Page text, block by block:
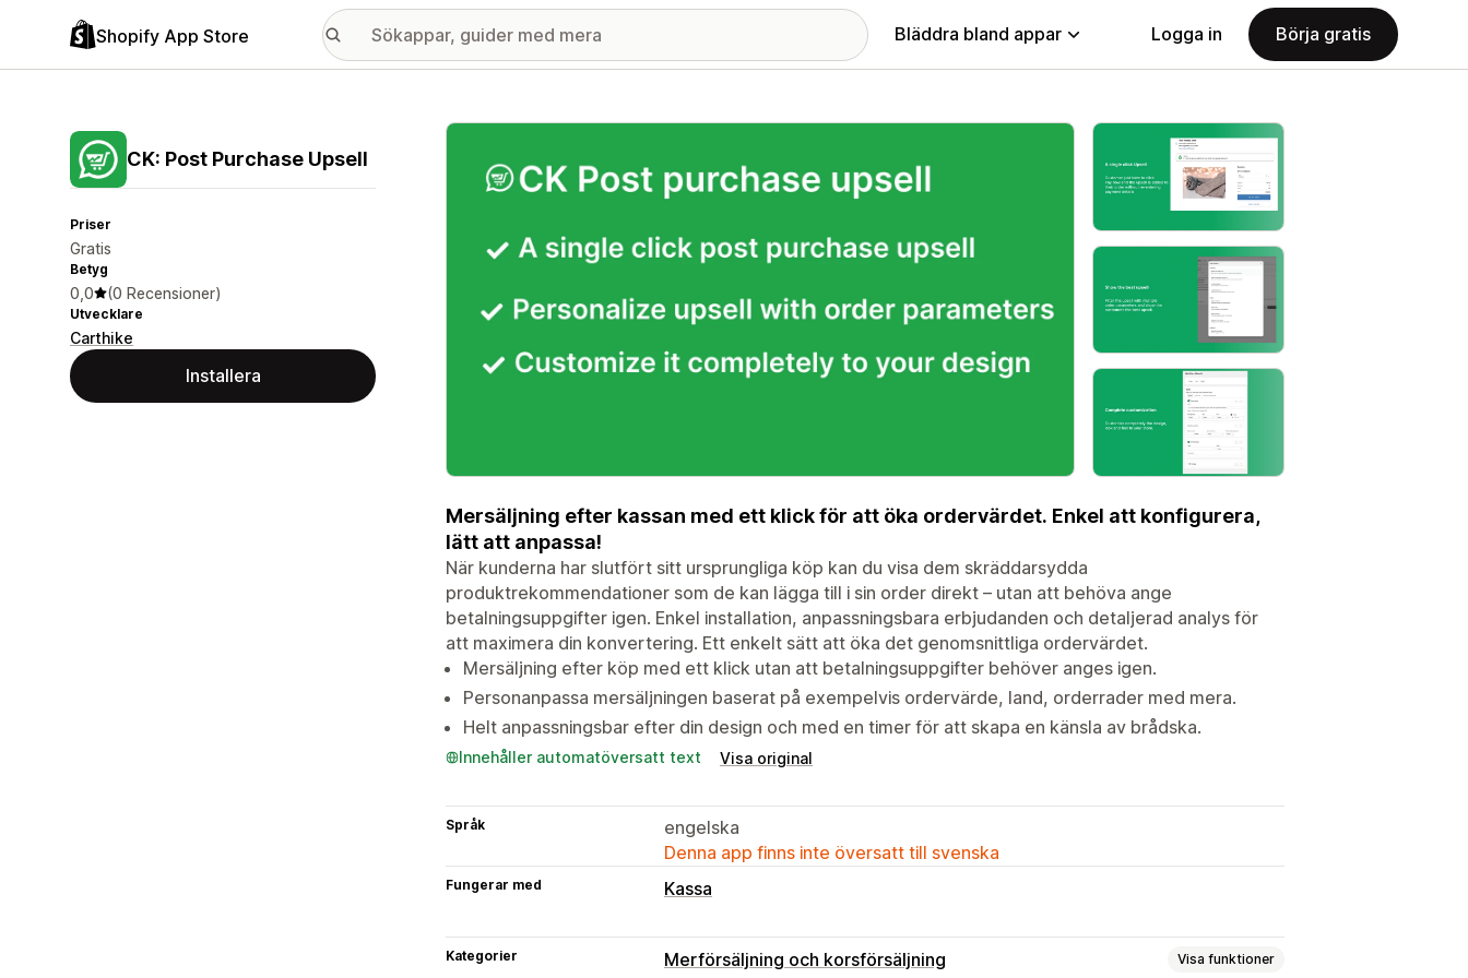
Shopify App Store Bläddra bland appar Logga in Börja gratis
CK: Post Purchase Upsell
Priser
Gratis
Betyg
0,0 (0 Recensioner)
Utvecklare
Carthike
Installera
Galleri med utvalda bilder
Mersäljning efter kassan med ett klick för att öka ordervärdet. Enkel att konfigurera,
lätt att anpassa!
När kunderna har slutfört sitt ursprungliga köp kan du visa dem skräddarsydda
produktrekommendationer som de kan lägga till i sin order direkt – utan att behöva ange
betalningsuppgifter igen. Enkel installation, anpassningsbara erbjudanden och detaljerad analys för
att maximera din konvertering. Ett enkelt sätt att öka det genomsnittliga ordervärdet.
Mersäljning efter köp med ett klick utan att betalningsuppgifter behöver anges igen.
Personanpassa mersäljningen baserat på exempelvis ordervärde, land, orderrader med mera.
Helt anpassningsbar efter din design och med en timer för att skapa en känsla av brådska.
Innehåller automatöversatt text Visa original
Språk
engelska
Denna app finns inte översatt till svenska
Fungerar med Kassa
Kategorier Merförsäljning och korsförsäljning Visa funktioner